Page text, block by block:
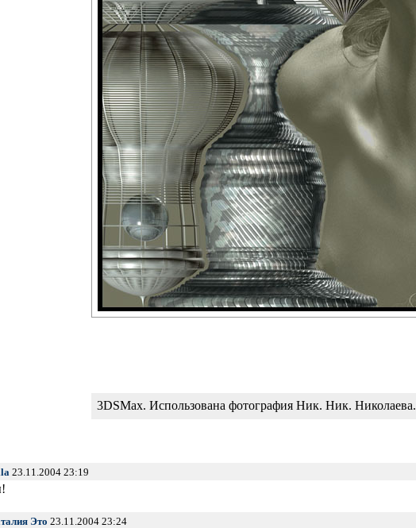
3DSMax. Использована фотография Ник. Ник. Николаева.
23.11.2004 23:19
Это 23.11.2004 23:24